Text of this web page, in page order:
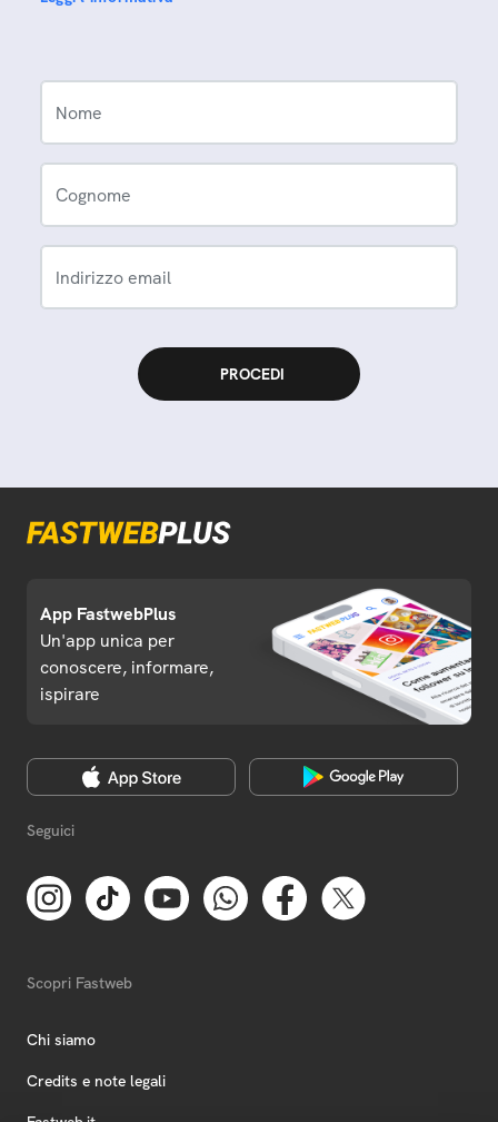
Nome
Cognome
Indirizzo email
App FastwebPlus
Un'app unica per
conoscere, informare,
ispirare
Seguici
Scopri Fastweb
Chi siamo
Credits e note legali